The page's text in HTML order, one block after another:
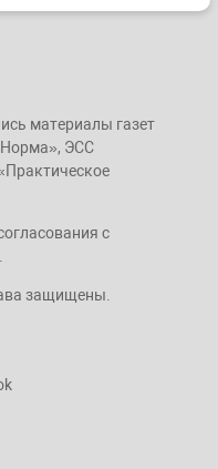
материалы газет
ЭСС
с
защищены.